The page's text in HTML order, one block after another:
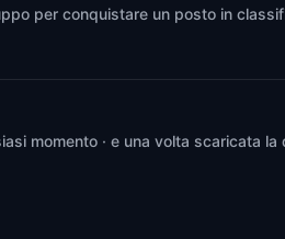
per conquistare un posto in
momento · e una volta scaricata la